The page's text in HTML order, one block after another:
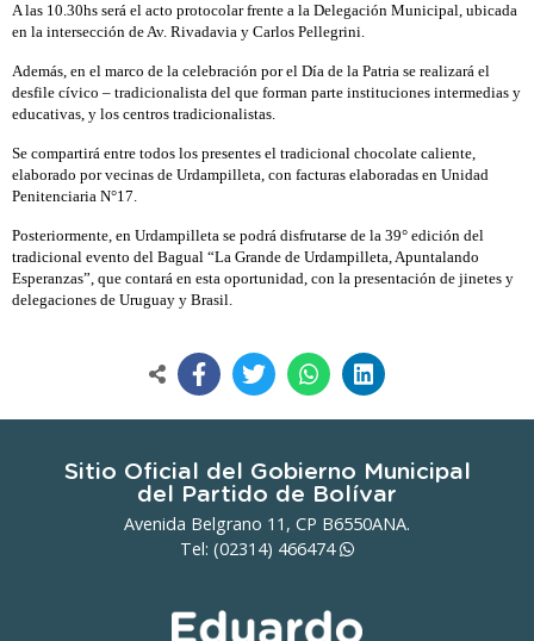
A las 10.30hs será el acto protocolar frente a la Delegación Municipal, ubicada
en la intersección de Av. Rivadavia y Carlos Pellegrini.
Además, en el marco de la celebración por el Día de la Patria se realizará el
desfile cívico – tradicionalista del que forman parte instituciones intermedias y
educativas, y los centros tradicionalistas.
Se compartirá entre todos los presentes el tradicional chocolate caliente,
elaborado por vecinas de Urdampilleta, con facturas elaboradas en Unidad
Penitenciaria N°17.
Posteriormente, en Urdampilleta se podrá disfrutarse de la 39° edición del
tradicional evento del Bagual “La Grande de Urdampilleta, Apuntalando
Esperanzas”, que contará en esta oportunidad, con la presentación de jinetes y
delegaciones de Uruguay y Brasil.
Sitio Oficial del Gobierno Municipal
del Partido de Bolívar
Avenida Belgrano 11, CP B6550ANA.
Tel: (02314) 466474